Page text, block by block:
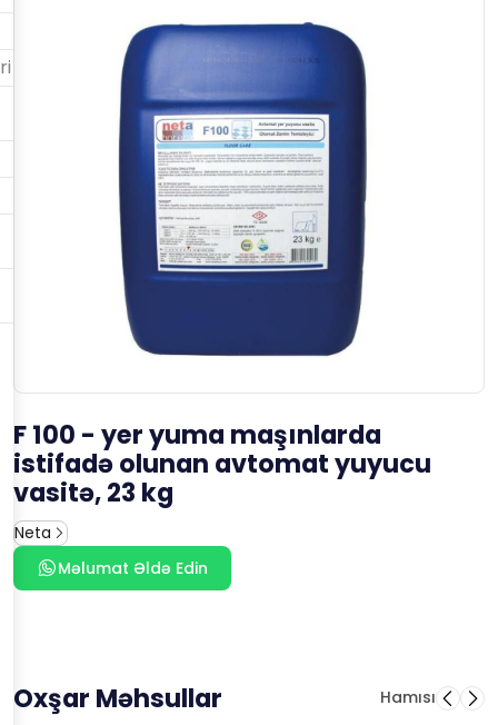
F 100 - yer yuma maşınlarda
istifadə olunan avtomat yuyucu
vasitə, 23 kg
Neta
Məlumat Əldə Edin
Oxşar Məhsullar Hamısı